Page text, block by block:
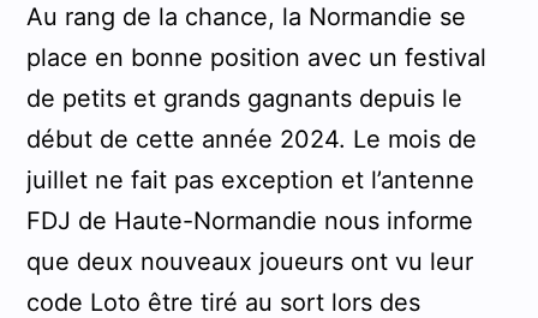
Au rang de la chance, la Normandie se
place en bonne position avec un festival
de petits et grands gagnants depuis le
début de cette année 2024. Le mois de
juillet ne fait pas exception et l’antenne
FDJ de Haute-Normandie nous informe
que deux nouveaux joueurs ont vu leur
code Loto être tiré au sort lors des